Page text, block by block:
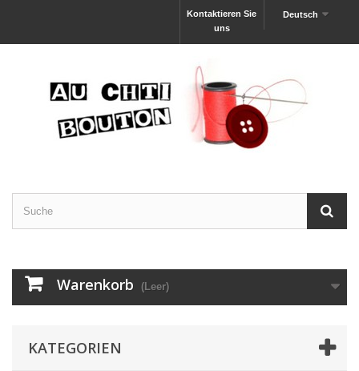
Deutsch
Kontaktieren Sie
uns
Warenkorb (Leer)
KATEGORIEN